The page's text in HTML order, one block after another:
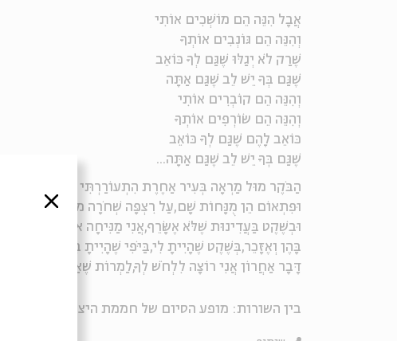
אֲבָל הִנֵּה הֵם מוֹשְׁכִים אוֹתִי
וְהִנֵּה הֵם גּוֹנְבִים אוֹתְךָ
שֶׁרַק לֹא יְגַלּוּ שֶׁגַּם לְךָ כּוֹאֵב
שֶׁגַּם בְּךָ יֵשׁ לֵב שֶׁגַּם אַתָּה
וְהִנֵּה הֵם קוֹבְרִים אוֹתִי
וְהִנֵּה הֵם שׂוֹרְפִים אוֹתְךָ
כּוֹאֵב לָהֶם שֶׁגַּם לְךָ כּוֹאֵב
שֶׁגַּם בְּךָ יֵשׁ לֵב שֶׁגַּם אַתָּה...
הַבֹּקֶר מוּל מַרְאָה בְּעִיר אַחֶרֶת הִתְעוֹרַרְתִּי כְּמוֹ חַיָּה
וּפִתְאוֹם הֵן מֻנָּחוֹת שָׁם,עַל רִצְפָּה שְׁחֹרָה מוּאֶרֶת,רִיסִים
וּבְשֶׁקֶט בַּעֲדִינוּת שֶׁלֹּא אֶשָּׂרֵף,אֲנִי מַנִּיחָה אוֹתָן בְּפִנַּת
בָּהֶן וְאֶזָּכֵר,בְּשֶׁקֶט שֶׁהָיִיתָ לִי,בַּיֹּפִי שֶׁהָיִיתָ בִּי,וְהַלְּבַד
דָּבָר אַחֲרוֹן אֲנִי רוֹצָה לִלְחֹשׁ לְךָ,לַמְרוֹת שֶׁאַתָּה לֹא כָּאן
בין השורות: מופע הסיום של חממת היצירה בעין
סגור